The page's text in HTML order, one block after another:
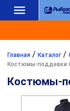
Главная / Каталог /
Костюмы-поддевки
Костюмы-